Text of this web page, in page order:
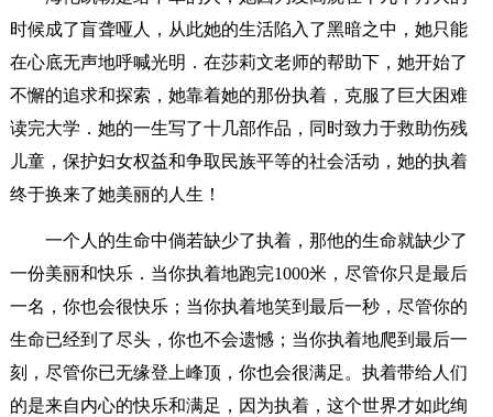
时候成了盲聋哑人，从此她的生活陷入了黑暗之中，她只能
在心底无声地呼喊光明．在莎莉文老师的帮助下，她开始了
不懈的追求和探索，她靠着她的那份执着，克服了巨大困难
读完大学．她的一生写了十几部作品，同时致力于救助伤残
儿童，保护妇女权益和争取民族平等的社会活动，她的执着
终于换来了她美丽的人生！
一个人的生命中倘若缺少了执着，那他的生命就缺少了
一份美丽和快乐．当你执着地跑完1000米，尽管你只是最后
一名，你也会很快乐；当你执着地笑到最后一秒，尽管你的
生命已经到了尽头，你也不会遗憾；当你执着地爬到最后一
刻，尽管你已无缘登上峰顶，你也会很满足。执着带给人们
的是来自内心的快乐和满足，因为执着，这个世界才如此绚